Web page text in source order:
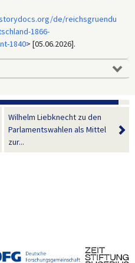
de/reichsgruendu
1866-
1840> [05.06.2026].
Wilhelm Liebknecht zu den
Parlamentswahlen als Mittel
zur...